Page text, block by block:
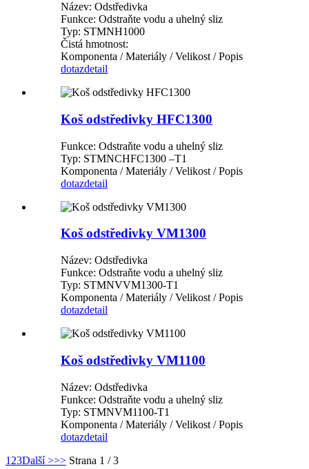
Název: Odstředivka
Funkce: Odstraňte vodu a uhelný sliz
Typ: STMNH1000
Čistá hmotnost:
Komponenta / Materiály / Velikost / Popis
dotazdetail
Koš odstředivky HFC1300
Funkce: Odstraňte vodu a uhelný sliz
Typ: STMNCHFC1300 –T1
Komponenta / Materiály / Velikost / Popis
dotazdetail
Koš odstředivky VM1300
Název: Odstředivka
Funkce: Odstraňte vodu a uhelný sliz
Typ: STMNVVM1300-T1
Komponenta / Materiály / Velikost / Popis
dotazdetail
Koš odstředivky VM1100
Název: Odstředivka
Funkce: Odstraňte vodu a uhelný sliz
Typ: STMNVM1100-T1
Komponenta / Materiály / Velikost / Popis
dotazdetail
1 23Další >>> Strana 1 / 3